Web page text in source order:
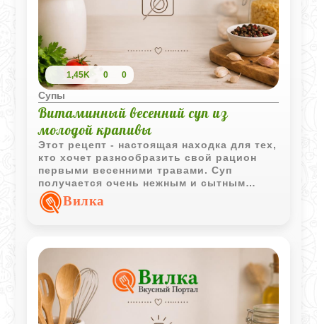
1,45K 0 0
Супы
Витаминный весенний суп из
молодой крапивы
Этот рецепт - настоящая находка для тех,
кто хочет разнообразить свой рацион
первыми весенними травами. Суп
получается очень нежным и сытным
благодаря топленому маслу и
необычному способу тушения овощей
мягкий травянистый аромат, который
идеально дополняется густой сметаной.
Кстати, если сезон крапивы прошел, по
этой же схеме можно приготовить
отличный суп из щавеля или шпината.
Вилка